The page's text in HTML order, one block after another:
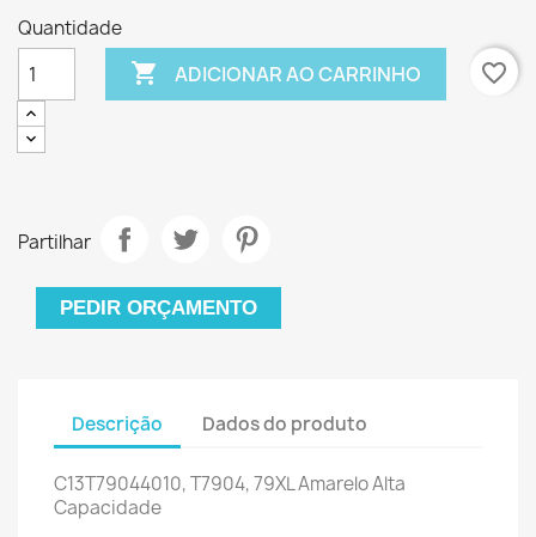
Quantidade
 ADICIONAR AO CARRINHO favorite_border
Partilhar
PEDIR ORÇAMENTO
Descrição Dados do produto
C13T79044010, T7904, 79XLAmarelo Alta
Capacidade